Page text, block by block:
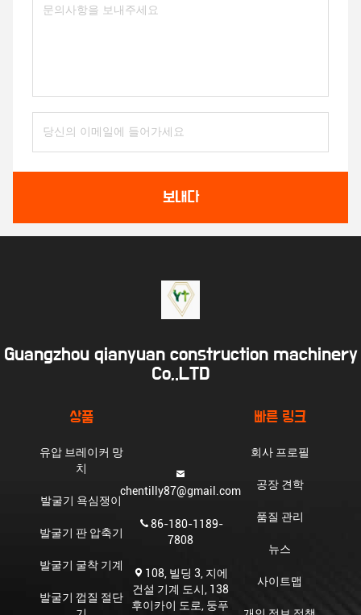
보내다
Guangzhou qianyuan construction machinery
Co,.LTD
상품
유압 브레이커 망
치
발굴기 욕심쟁이
발굴기 판 압축기
발굴기 굴착 기계
발굴기 껍질 절단
chentilly87@gmail.com
86-180-1189-
7808
108, 빌딩 3, 지에
건설 기계 도시, 138
후이카이 도로, 둥푸
빠른 링크
회사 프로필
공장 견학
품질 관리
뉴스
사이트맵